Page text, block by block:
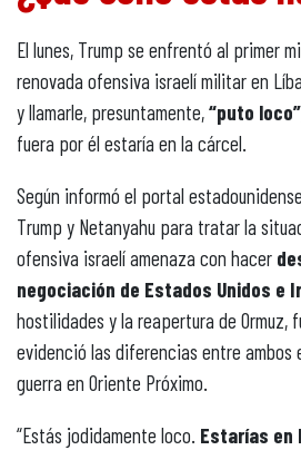
El lunes, Trump se enfrentó al primer
renovada ofensiva israelí militar en
y llamarle, presuntamente,“puto loco”
fuera por él estaría en la cárcel.
Según informó el portal estadounidense
Trump y Netanyahu para tratar la
ofensiva israelí amenaza con hacer
negociación de Estados Unidos e
hostilidades y la reapertura de Ormuz,
evidenció las diferencias entre ambos
guerra en Oriente Próximo.
“Estás jodidamente loco. Estarías en